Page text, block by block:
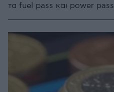
τα fuel pass και power pass